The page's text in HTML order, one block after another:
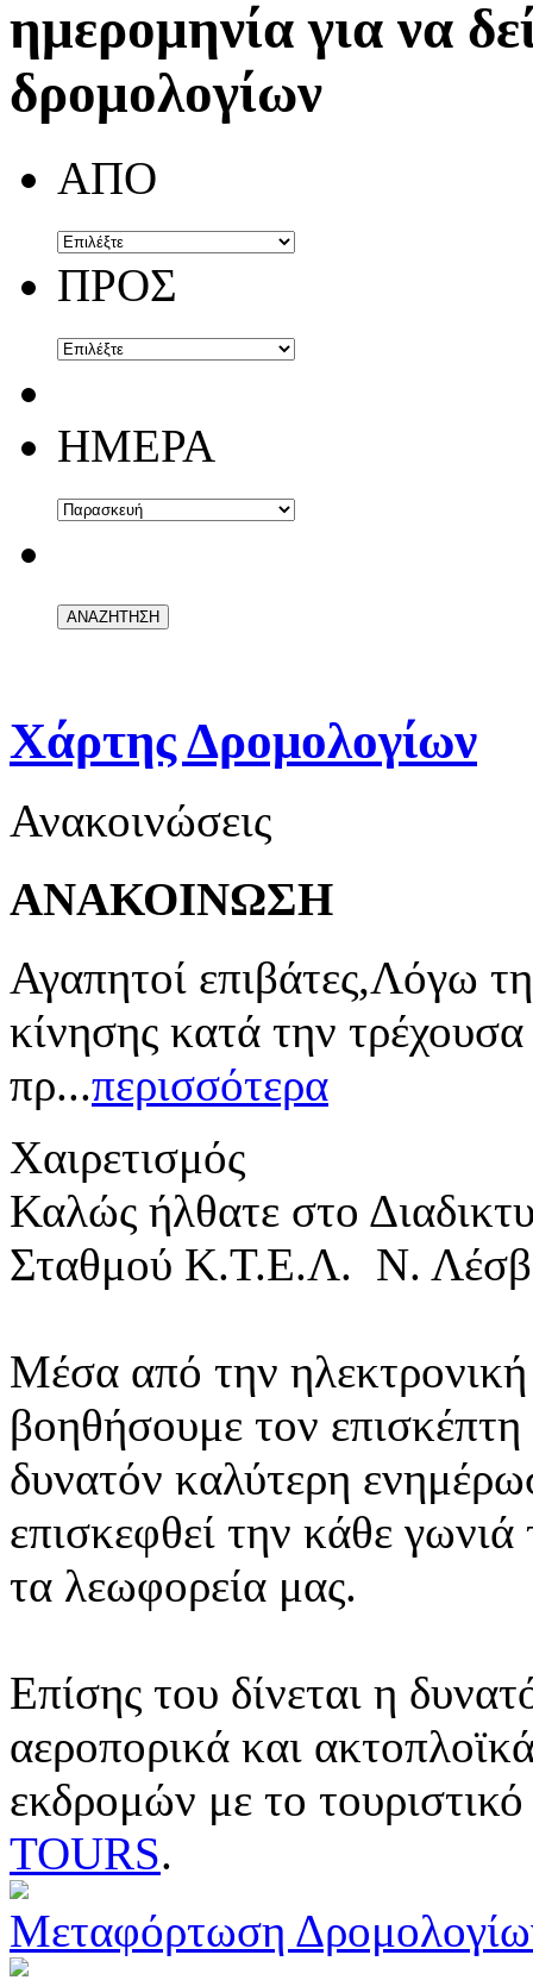
ημερομηνία για να
δρομολογίων
ΑΠΟ
ΠΡΟΣ
ΗΜΕΡΑ
Χάρτης Δρομολογίων
Ανακοινώσεις
ΑΝΑΚΟΙΝΩΣΗ
Αγαπητοί επιβάτες,Λόγω
κίνησης κατά την
πρ...περισσότερα
Χαιρετισμός
Καλώς ήλθατε στο
Σταθμού Κ.Τ.Ε.Λ. Ν.
Μέσα από την ηλεκτρονική
βοηθήσουμε τον
δυνατόν καλύτερη
επισκεφθεί την κάθε
τα λεωφορεία μας.
Επίσης του δίνεται η
αεροπορικά και
εκδρομών με το
TOURS.
Μεταφόρτωση